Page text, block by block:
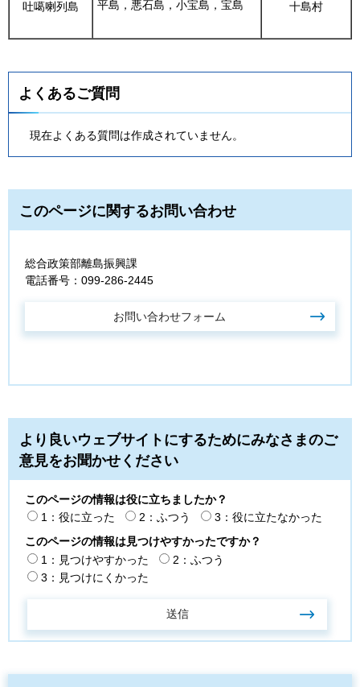
吐噶喇列島 平島，悪石島，小宝島，宝島 十島村
よくあるご質問
現在よくある質問は作成されていません。
このページに関するお問い合わせ
総合政策部離島振興課
電話番号：099-286-2445
より良いウェブサイトにするためにみなさまのご
意見をお聞かせください
このページの情報は役に立ちましたか？
1：役に立った
2：ふつう
3：役に立たなかった
このページの情報は見つけやすかったですか？
1：見つけやすかった
2：ふつう
3：見つけにくかった